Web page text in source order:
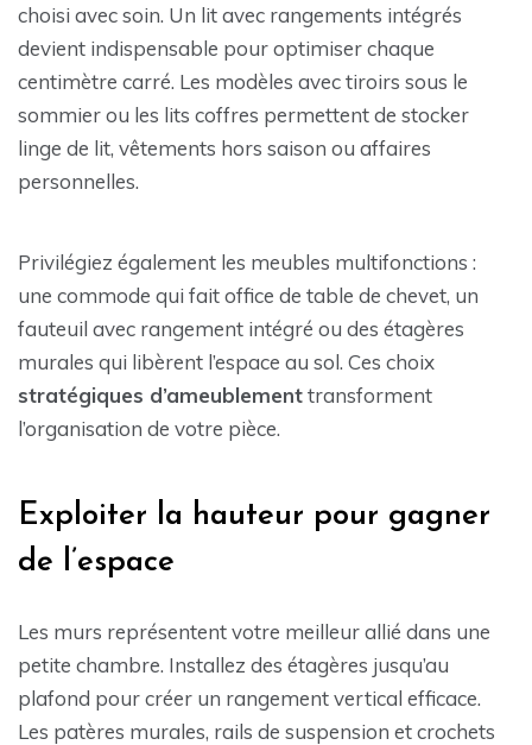
choisi avec soin. Un lit avec rangements intégrés
devient indispensable pour optimiser chaque
centimètre carré. Les modèles avec tiroirs sous le
sommier ou les lits coffres permettent de stocker
linge de lit, vêtements hors saison ou affaires
personnelles.
Privilégiez également les meubles multifonctions :
une commode qui fait office de table de chevet, un
fauteuil avec rangement intégré ou des étagères
murales qui libèrent l’espace au sol. Ces choix
stratégiques d’ameublementtransforment
l’organisation de votre pièce.
Exploiter la hauteur pour gagner
de l’espace
Les murs représentent votre meilleur allié dans une
petite chambre. Installez des étagères jusqu’au
plafond pour créer un rangement vertical efficace.
Les patères murales, rails de suspension et crochets